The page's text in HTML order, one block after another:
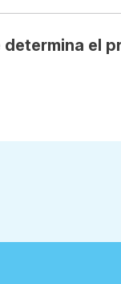
determina el